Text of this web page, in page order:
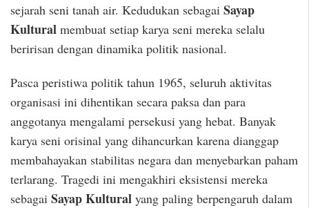
sejarah seni tanah air. Kedudukan sebagai Sayap
Kultural membuat setiap karya seni mereka selalu
beririsan dengan dinamika politik nasional.
Pasca peristiwa politik tahun 1965, seluruh aktivitas
organisasi ini dihentikan secara paksa dan para
anggotanya mengalami persekusi yang hebat. Banyak
karya seni orisinal yang dihancurkan karena dianggap
membahayakan stabilitas negara dan menyebarkan paham
terlarang. Tragedi ini mengakhiri eksistensi mereka
sebagai Sayap Kultural yang paling berpengaruh dalam